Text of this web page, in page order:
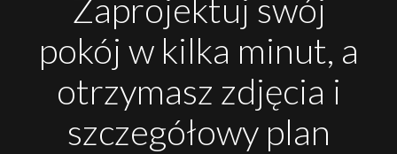
Zaprojektuj swój
pokój w kilka minut, a
otrzymasz zdjęcia i
szczegółowy plan